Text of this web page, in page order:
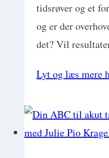
tidsrøver og et
og er der
det? Vil
Lyt og læs mere